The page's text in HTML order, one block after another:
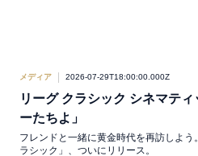
メディア 2026-07-29T18:00:00.000Z
リーグ クラシック シネマテ
ーたちよ」
フレンドと一緒に黄金時代を再訪しよ
ラシック」、ついにリリース。